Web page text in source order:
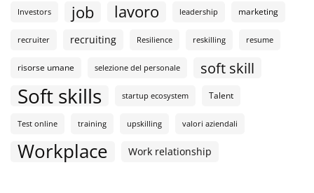
Investors job lavoro leadership marketing
recruiter recruiting Resilience reskilling resume
risorse umane selezione del personale soft skill
Soft skills startup ecosystem Talent
Test online training upskilling valori aziendali
Workplace Work relationship